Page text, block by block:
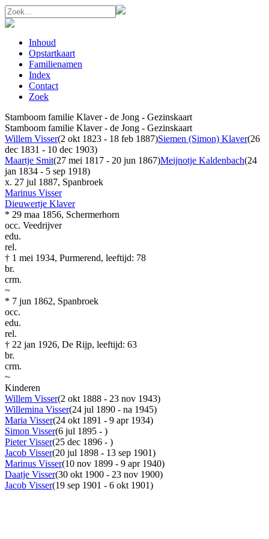
Inhoud
Opstartkaart
Familienamen
Index
Contact
Zoek
Stamboom familie Klaver - de Jong - Gezinskaart
Stamboom familie Klaver - de Jong - Gezinskaart
Willem Visser(2 okt 1823 - 18 feb 1887)Siemen (Simon) Klaver(26
dec 1831 - 10 dec 1903)
Maartje Smit(27 mei 1817 - 20 jun 1867)Meijnotje Kaldenbach(24
jan 1834 - 5 sep 1918)
x. 27 jul 1887, Spanbroek
Marinus Visser
Dieuwertje Klaver
* 29 maa 1856, Schermerhorn
occ. Veedrijver
edu.
rel.
† 1 mei 1934, Purmerend, leeftijd: 78
br.
crm.
~
* 7 jun 1862, Spanbroek
occ.
edu.
rel.
† 22 jan 1926, De Rijp, leeftijd: 63
br.
crm.
~
Kinderen
Willem Visser(2 okt 1888 - 23 nov 1943)
Willemina Visser(24 jul 1890 - na 1945)
Maria Visser(24 okt 1891 - 9 apr 1934)
Simon Visser(6 jul 1895 - )
Pieter Visser(25 dec 1896 - )
Jacob Visser(20 jul 1898 - 13 sep 1901)
Marinus Visser(10 nov 1899 - 9 apr 1940)
Daatje Visser(30 okt 1900 - 23 nov 1900)
Jacob Visser(19 sep 1901 - 6 okt 1901)